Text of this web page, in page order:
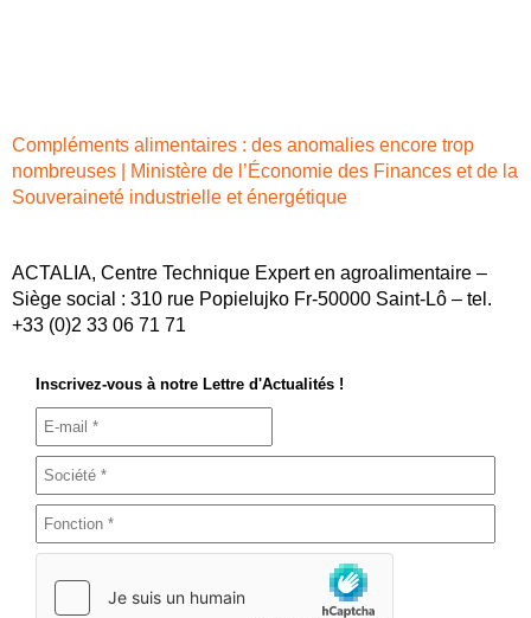
Compléments alimentaires : des anomalies encore trop
nombreuses | Ministère de l’Économie des Finances et de la
Souveraineté industrielle et énergétique
ACTALIA, Centre Technique Expert en agroalimentaire –
Siège social : 310 rue Popielujko Fr-50000 Saint-Lô – tel.
+33 (0)2 33 06 71 71
Inscrivez-vous à notre Lettre d'Actualités !